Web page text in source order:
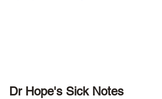
Dr Hope's Sick Notes